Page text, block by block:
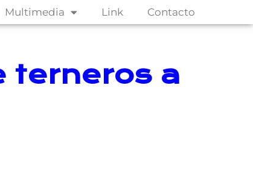
Multimedia Link Contacto
terneros a